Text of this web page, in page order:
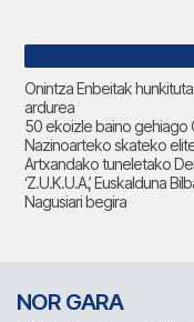
Onintza Enbeitak
ardurea
50 ekoizle baino gehiago
Nazinoarteko skateko
Artxandako tuneletako
‘Z.U.K.U.A.’, Euskalduna
Nagusiari begira
NOR GARA